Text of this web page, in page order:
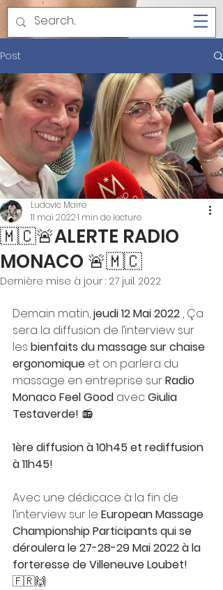
Post
🇲🇨🚨ALERTE RADIO
MONACO 🚨🇲🇨
Ludovic Maire
11 mai 20221 min de lecture
Dernière mise à jour : 27 juil. 2022
Demain matin, jeudi 12 Mai 2022 , Ça
sera la diffusion de l’interview sur
les bienfaits du massage sur chaise
ergonomique et on parlera du
massage en entreprise sur Radio
Monaco Feel Good avec Giulia
Testaverde! 📻
1ère diffusion à 10h45 et rediffusion
à 11h45!
Avec une dédicace à la fin de
l’interview sur le European Massage
Championship Participants qui se
déroulera le 27-28-29 Mai 2022 à la
forteresse de Villeneuve Loubet!
🇫🇷🙌